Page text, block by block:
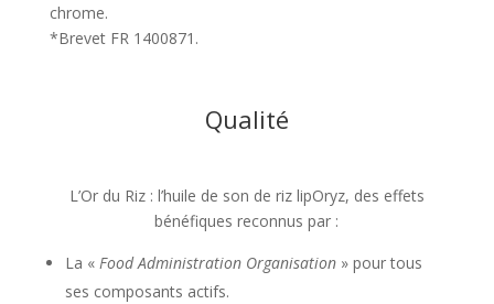
chrome.
*Brevet FR 1400871.
Qualité
L’Or du Riz : l’huile de son de riz lipOryz, des effets
bénéfiques reconnus par :
La « Food Administration Organisation» pour tous
ses composants actifs.